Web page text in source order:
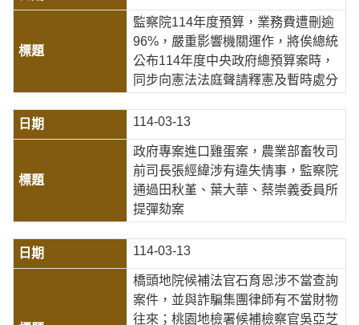
監察院114年度預算，業務費遭刪逾
96%，嚴重影響機關運作，將俟總統
公布114年度中央政府總預算案時，
同步向憲法法庭聲請釋憲及暫時處分
114-03-13
政府專案進口雞蛋案，農業部畜牧司
前司長張經緯涉有違失情事，監察院
通過田秋堇、葉大華、蔡崇義委員所
提彈劾案
114-03-13
橋頭地院候補法官石育恩涉不當查詢
案件，並與詐騙集團律師有不當財物
往來；桃園地檢署候補檢察官吳亞芝